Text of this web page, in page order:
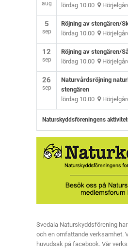
aug
lördag 10.00
5
sep
Röjning av stengären/
lördag 10.00
12
sep
Röjning av stengären/
lördag 10.00
26
sep
Naturvårdsröjning
stengären
lördag 10.00
Naturskyddsföreningens
Svedala Naturskyddsförening
och en omfattande verksamhet.
huvudsak på facebook. Vår